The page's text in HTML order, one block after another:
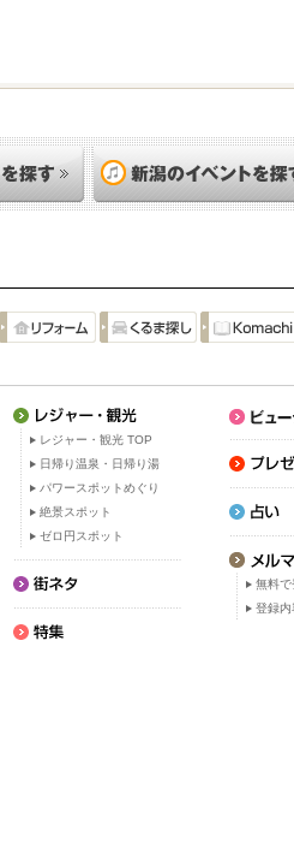
レジャー・観光 TOP
日帰り温泉・日帰り湯
パワースポットめぐり
絶景スポット
ゼロ円スポット
無料で
登録内